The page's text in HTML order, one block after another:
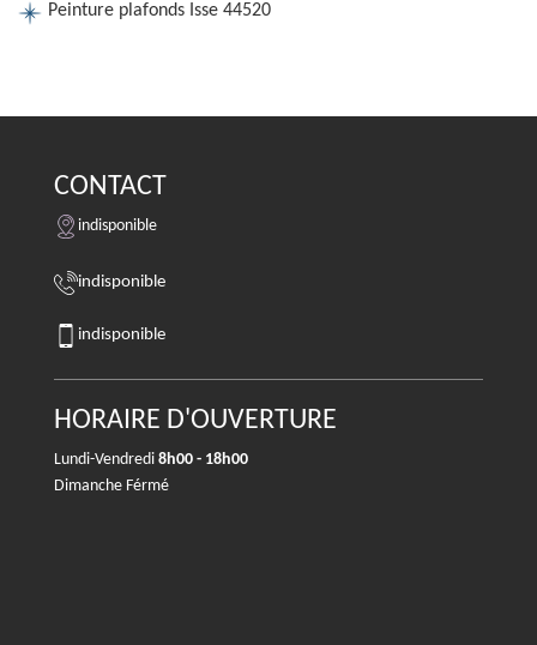
Peinture plafonds Isse 44520
CONTACT
indisponible
indisponible
indisponible
HORAIRE D'OUVERTURE
Lundi-Vendredi 8h00 - 18h00
Dimanche Férmé